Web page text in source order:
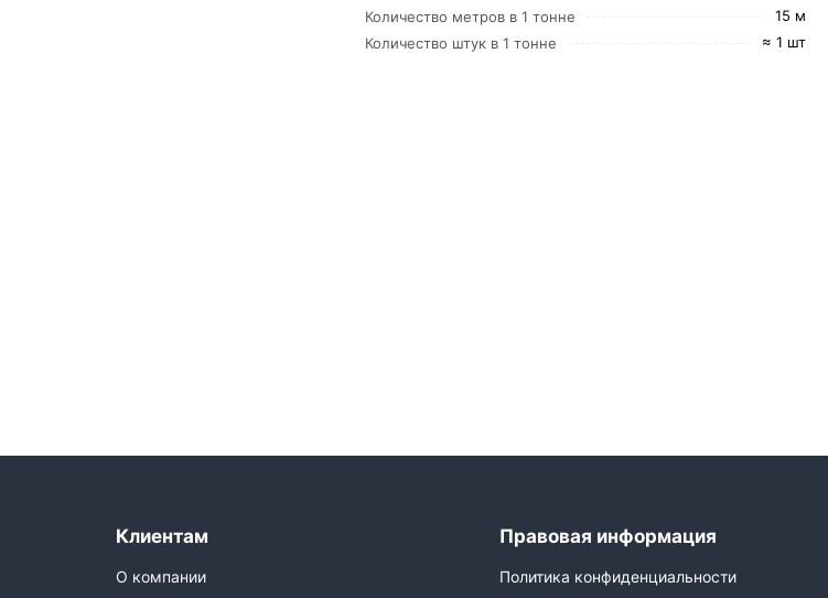
Количество метров в 1 тонне
15 м
Количество штук в 1 тонне
≈ 1 шт
Клиентам
О компании
Правовая информация
Политика конфиденциальности